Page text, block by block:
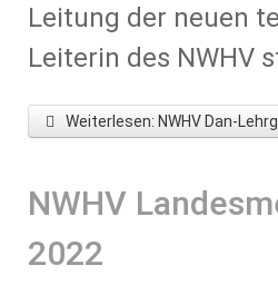
Leitung der neuen
Leiterin des NWHV
Weiterlesen: NWHV Dan-
NWHV
2022